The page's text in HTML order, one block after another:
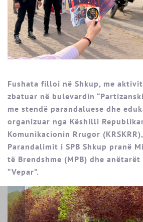
Fushata filloi në Shkup, me
zbatuar në bulevardin
me stendë parandaluese dhe
organizuar nga Këshilli
Komunikacionin Rrugor
Parandalimit i SPB Shkup pranë
të Brendshme (MPB) dhe
“Vepar”.